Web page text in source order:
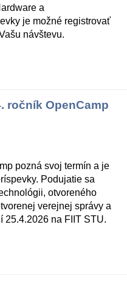
a
je možné registrovať
návštevu.
ročník OpenCamp
pozná svoj termín a je
Podujatie sa
otvoreného
verejnej správy a
25.4.2026 na FIIT STU.